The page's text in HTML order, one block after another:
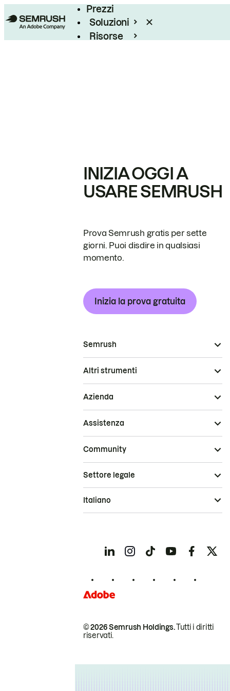
Prezzi
Soluzioni
Risorse
INIZIA OGGI A
USARE SEMRUSH
Prova Semrush gratis per sette
giorni. Puoi disdire in qualsiasi
momento.
Inizia la prova gratuita
Semrush
Altri strumenti
Azienda
Assistenza
Community
© 2026 Semrush Holdings.Tutti i diritti
riservati.
Settore legale
Italiano